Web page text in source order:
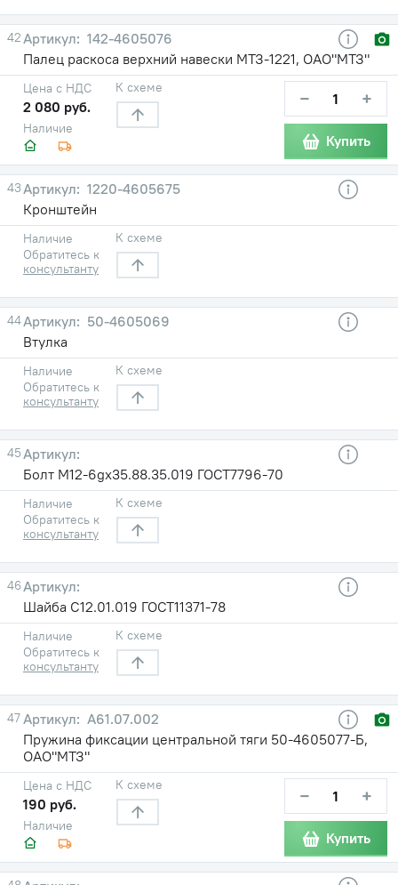
42
142-4605076
Палец раскоса верхний навески МТЗ-1221, ОАО"МТЗ"
Наличие
Цена с НДС
2 080 руб.
К схеме − +
Купить
43
1220-4605675
Кронштейн
Наличие
Обратитесь к
консультанту
К схеме
44
50-4605069
Втулка
Наличие
Обратитесь к
консультанту
К схеме
45
Болт М12-6gх35.88.35.019 ГОСТ7796-70
Наличие
Обратитесь к
консультанту
К схеме
46
Шайба С12.01.019 ГОСТ11371-78
Наличие
Обратитесь к
консультанту
К схеме
47
А61.07.002
Пружина фиксации центральной тяги 50-4605077-Б,
ОАО"МТЗ"
Наличие
Цена с НДС
190 руб.
К схеме − +
Купить